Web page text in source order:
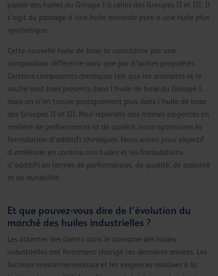
passer des huiles du Groupe I à celles des Groupes II et III. Il
s’agit du passage d’une huile minérale pure à une huile plus
synthétique.
Cette nouvelle huile de base se caractérise par une
composition différente ainsi que par d’autres propriétés.
Certains composants chimiques tels que les aromates et le
soufre sont bien présents dans l’huile de base du Groupe I,
mais on n’en trouve pratiquement plus dans l’huile de base
des Groupes II et III. Pour répondre aux mêmes exigences en
matière de performances et de qualité, nous optimisons la
formulation d’additifs chimiques. Nous avons pour objectif
d’améliorer en continu nos huiles et les formulations
d’additifs en termes de performances, de qualité, de stabilité
et de durabilité.
Et que pouvez-vous dire de l’évolution du
marché des huiles industrielles ?
Les attentes des clients dans le domaine des huiles
industrielles ont fortement changé ces dernières années. Les
facteurs environnementaux et les exigences relatives à la